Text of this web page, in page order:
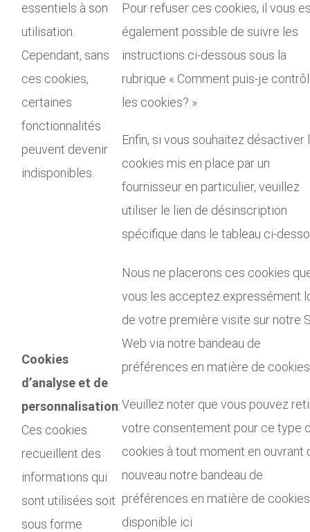
essentiels à son
utilisation.
Cependant, sans
ces cookies,
certaines
fonctionnalités
peuvent devenir
indisponibles.
Pour refuser ces cookies, il vous
également possible de suivre les
instructions ci-dessous sous la
rubrique « Comment puis-je
les cookies? »
Enfin, si vous souhaitez désactiver
cookies mis en place par un
fournisseur en particulier, veuillez
utiliser le lien de désinscription
spécifique dans le tableau ci-
Cookies
d’analyse et de
personnalisation:
Ces cookies
recueillent des
informations qui
sont utilisées soit
sous forme
Nous ne placerons ces cookies
vous les acceptez expressément
de votre première visite sur notre
Web via notre bandeau de
préférences en matière de
Veuillez noter que vous pouvez
votre consentement pour ce type
cookies à tout moment en ouvrant
nouveau notre bandeau de
préférences en matière de
disponible ici